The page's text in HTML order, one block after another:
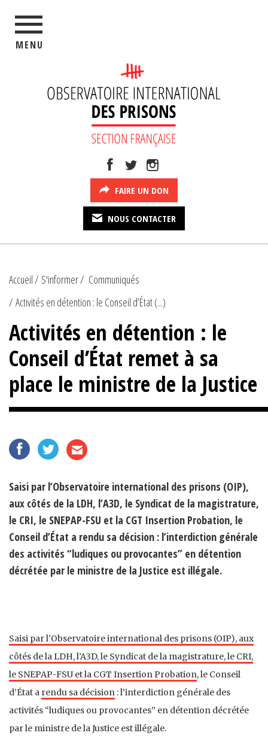
MENU
FAIRE UN DON
NOUS CONTACTER
Accueil S'informer
Communiqués
Activités en détention : le Conseil d’État (...)
Activités en détention : le
Conseil d’État remet à sa
place le ministre de la Justice
Saisi par l’Observatoire international des prisons (OIP),
aux côtés de la LDH, l’A3D, le Syndicat de la magistrature,
le CRI, le SNEPAP-FSU et la CGT Insertion Probation, le
Conseil d’État a rendu sa décision : l’interdiction générale
des activités “ludiques ou provocantes” en détention
décrétée par le ministre de la Justice est illégale.
Saisi par l’Observatoire international des prisons (OIP), aux
côtés de la LDH, l’A3D, le Syndicat de la magistrature, le CRI,
le SNEPAP-FSU et la CGT Insertion Probation, le Conseil
d’État a rendu sa décision : l’interdiction générale des
activités “ludiques ou provocantes” en détention décrétée
par le ministre de la Justice est illégale.